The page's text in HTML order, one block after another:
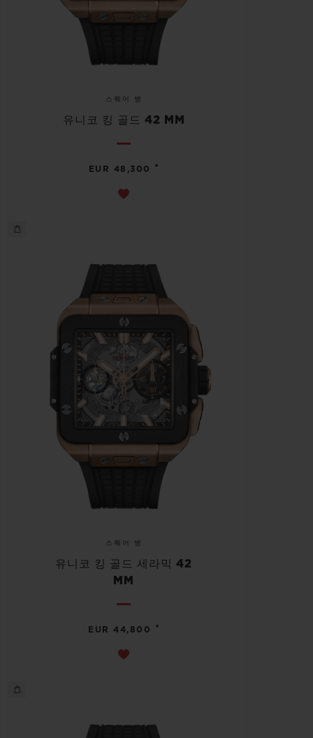
스퀘어 뱅
유니코 킹 골드 42 MM
EUR 48,300 •
스퀘어 뱅
유니코 킹 골드 세라믹 42
MM
EUR 44,800 •